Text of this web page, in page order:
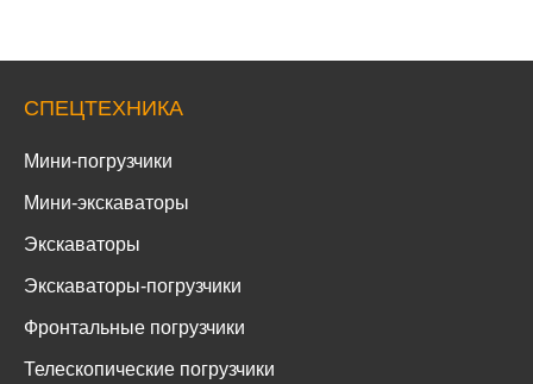
СПЕЦТЕХНИКА
Мини-погрузчики
Мини-экскаваторы
Экскаваторы
Экскаваторы-погрузчики
Фронтальные погрузчики
Телескопические погрузчики